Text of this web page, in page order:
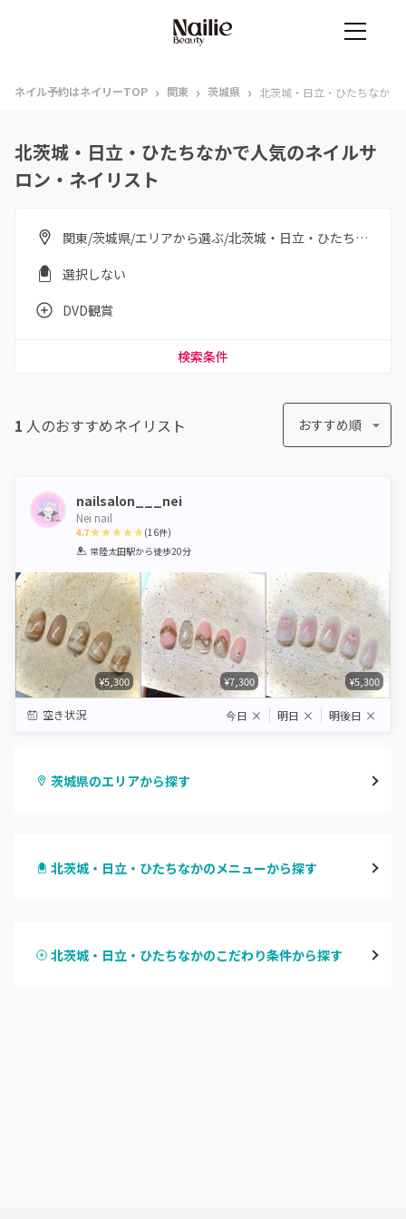
ネイル予約はネイリーTOP › 関東 › 茨城県 › 北茨城・日立・ひたちなか
北茨城・日立・ひたちなかで人気のネイルサ
ロン・ネイリスト
関東/茨城県/エリアから選ぶ/北茨城・日立・ひたちなか
選択しない
DVD観賞
検索条件
1 人のおすすめネイリスト おすすめ順
nailsalon___nei
Nei nail
4.7
1 2 3 4 5
(16件)
常陸太田駅から徒歩20分
¥5,300 ¥7,300 ¥5,300
空き状況 今日 × 明日 × 明後日 ×
茨城県のエリアから探す
つくば・土浦・石岡
北茨城・日立・ひたちなかのメニューから探す
ハンドスカルプ
北茨城・日立・ひたちなかのこだわり条件から探す